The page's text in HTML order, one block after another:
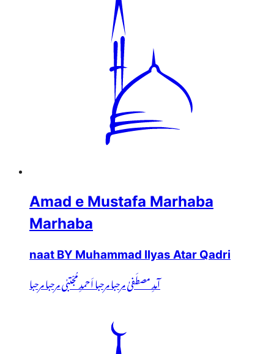
Amad e Mustafa Marhaba
Marhaba
naat BY Muhammad Ilyas Atar Qadri
آمدِ مصطَفیٰ مرحبا مرحبا اَحمدِ مُجْتبٰی مرحبا مرحبا